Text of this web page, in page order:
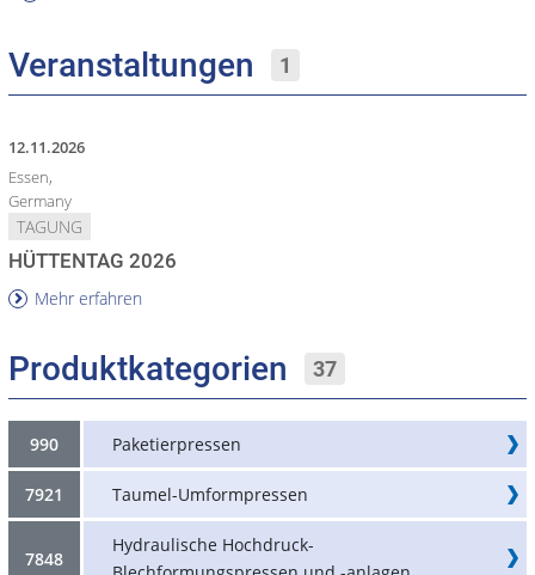
Veranstaltungen 1
12.11.2026
Essen,
Germany
TAGUNG
HÜTTENTAG 2026
Mehr erfahren
Produktkategorien 37
990 Paketierpressen
7921 Taumel-Umformpressen
7848
Hydraulische Hochdruck-